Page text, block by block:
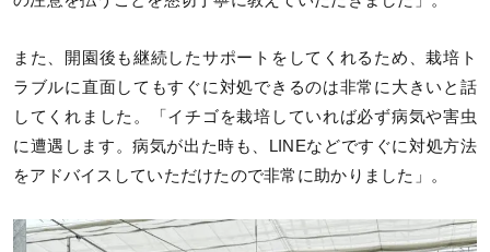
また、開園後も継続したサポートをしてくれるため、栽培ト
ラブルに直面してもすぐに対処できるのは非常に大きいと話
してくれました。「イチゴを栽培していれば必ず病気や害虫
に遭遇します。病気が出た時も、LINEなどですぐに対処方法
をアドバイスしていただけたので非常に助かりました」。